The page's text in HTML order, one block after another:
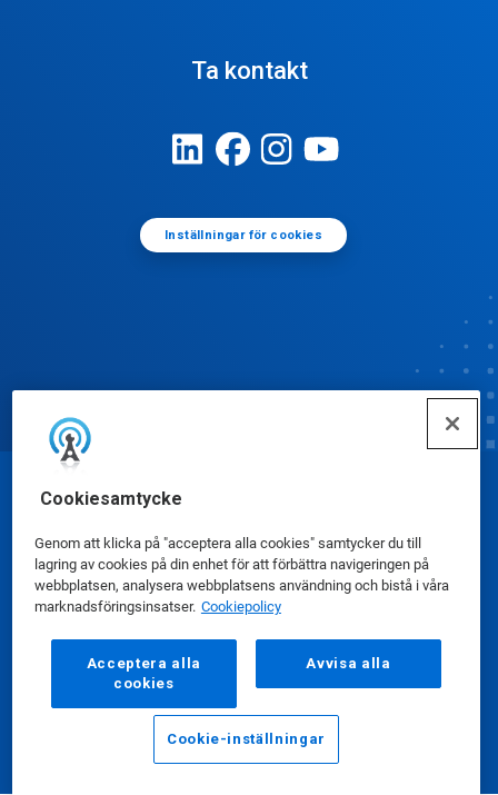
Cookiesamtycke
Genom att klicka på "acceptera alla cookies" samtycker du till
lagring av cookies på din enhet för att förbättra navigeringen på
webbplatsen, analysera webbplatsens användning och bistå i våra
marknadsföringsinsatser. Cookiepolicy
Acceptera alla
cookies
Avvisa alla
Cookie-inställningar
Ta kontakt
Inställningar för cookies
© Ecolab Inc. 2025
Säkerhetsdatablad|Sekretesspolicy|
Användarvillkor